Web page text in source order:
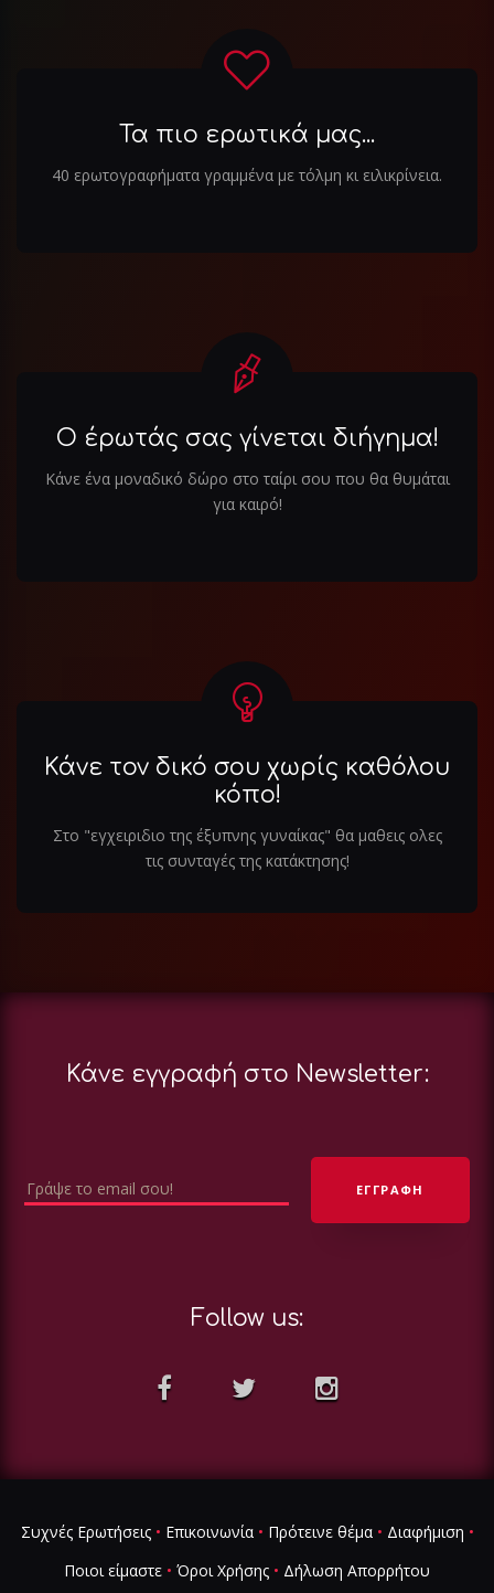
Τα πιο ερωτικά μας...
40 ερωτογραφήματα γραμμένα με τόλμη κι ειλικρίνεια.
Ο έρωτάς σας γίνεται διήγημα!
Κάνε ένα μοναδικό δώρο στο ταίρι σου που θα θυμάται
για καιρό!
Κάνε τον δικό σου χωρίς καθόλου
κόπο!
Στο "εγχειριδιο της έξυπνης γυναίκας" θα μαθεις ολες
τις συνταγές της κατάκτησης!
Κάνε εγγραφή στο Newsletter:
Follow us:
Συχνές Ερωτήσεις• Επικοινωνία• Πρότεινε θέμα• Διαφήμιση •
Ποιοι είμαστε • Όροι Χρήσης • Δήλωση Απορρήτου